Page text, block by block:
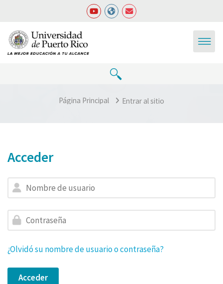
Salta al contenido principal
Página Principal Entrar al sitio
Acceder
Nombre de usuario
Contraseña
¿Olvidó su nombre de usuario o contraseña?
Acceder